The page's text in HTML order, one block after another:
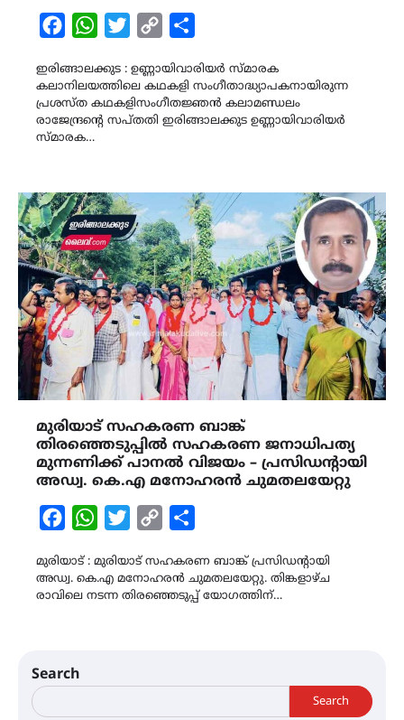
FacebookWhatsAppTwitterCopy
ഇരിങ്ങാലക്കുട : ഉണ്ണായിവാരിയർ സ്മാരക
കലാനിലയത്തിലെ കഥകളി സംഗീതാദ്ധ്യാപകനായിരുന്ന
പ്രശസ്ത കഥകളിസംഗീതജ്ഞൻ കലാമണ്ഡലം
രാജേന്ദ്രൻ്റെ സപ്തതി ഇരിങ്ങാലക്കുട ഉണ്ണായിവാരിയർ
സ്മാരക…
മുരിയാട് സഹകരണ ബാങ്ക്
തിരഞ്ഞെടുപ്പിൽ സഹകരണ ജനാധിപത്യ
മുന്നണിക്ക് പാനൽ വിജയം – പ്രസിഡന്റായി
അഡ്വ. കെ.എ മനോഹരൻ ചുമതലയേറ്റു
FacebookWhatsAppTwitterCopy
മുരിയാട് : മുരിയാട് സഹകരണ ബാങ്ക് പ്രസിഡന്റായി
അഡ്വ. കെ.എ മനോഹരൻ ചുമതലയേറ്റു. തിങ്കളാഴ്ച
രാവിലെ നടന്ന തിരഞ്ഞെടുപ്പ്‌ യോഗത്തിന്…
Search
Search